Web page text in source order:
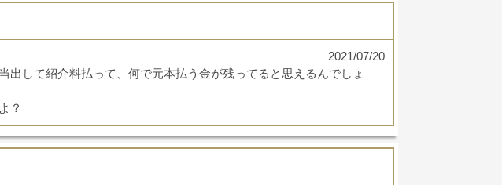
2021/07/20
して紹介料払って、何で元本払う金が残ってると思えるんでしょ
？